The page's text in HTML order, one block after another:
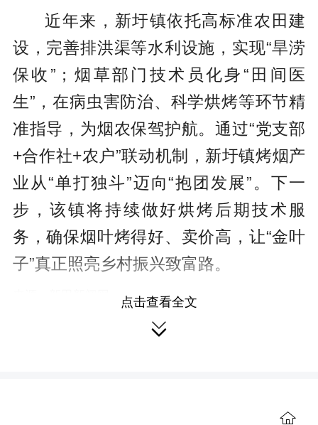
近年来，新圩镇依托高标准农田建
设，完善排洪渠等水利设施，实现“旱涝
保收”；烟草部门技术员化身“田间医
生”，在病虫害防治、科学烘烤等环节精
准指导，为烟农保驾护航。通过“党支部
+合作社+农户”联动机制，新圩镇烤烟产
业从“单打独斗”迈向“抱团发展”。下一
步，该镇将持续做好烘烤后期技术服
务，确保烟叶烤得好、卖价高，让“金叶
子”真正照亮乡村振兴致富路。
点击查看全文
